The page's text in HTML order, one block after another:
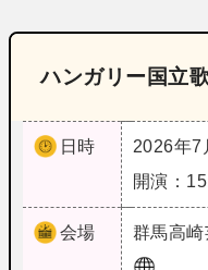
ハンガリー国立
日時
2026年7
開演：
会場 群馬高